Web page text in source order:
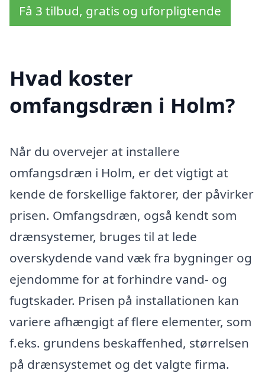
Få 3 tilbud, gratis og uforpligtende
Hvad koster
omfangsdræn i Holm?
Når du overvejer at installere
omfangsdræn i Holm, er det vigtigt at
kende de forskellige faktorer, der påvirker
prisen. Omfangsdræn, også kendt som
drænsystemer, bruges til at lede
overskydende vand væk fra bygninger og
ejendomme for at forhindre vand- og
fugtskader. Prisen på installationen kan
variere afhængigt af flere elementer, som
f.eks. grundens beskaffenhed, størrelsen
på drænsystemet og det valgte firma.